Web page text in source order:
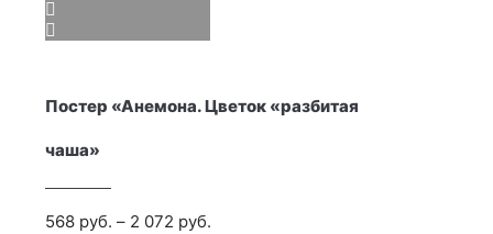
Постер «Анемона. Цветок «разбитая
чаша»
568 руб. – 2 072 руб.